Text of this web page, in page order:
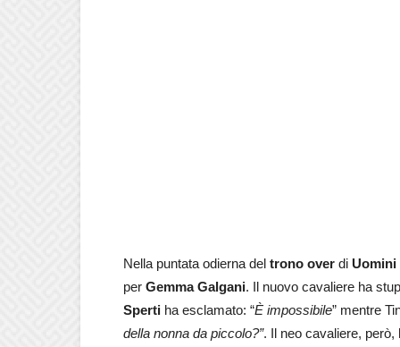
Nella puntata odierna del trono over di Uomini
per Gemma Galgani. Il nuovo cavaliere ha
Sperti ha esclamato: “È impossibile” mentre
della nonna da piccolo?”. Il neo cavaliere, però,